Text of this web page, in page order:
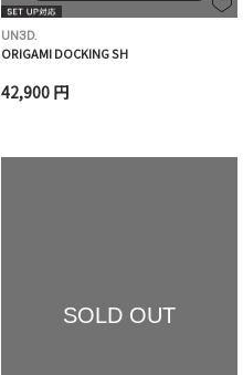
UN3D.
ORIGAMI DOCKING SH
42,900 円
SOLD OUT